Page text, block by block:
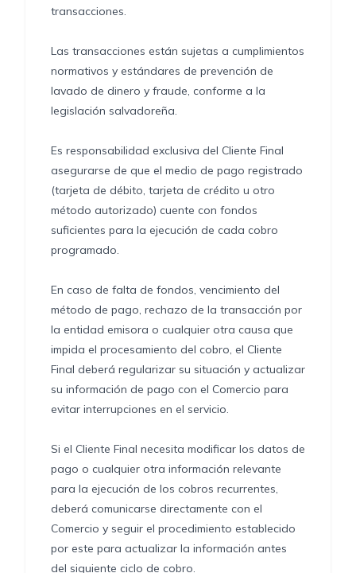
transacciones.
Las transacciones están sujetas a cumplimientos
normativos y estándares de prevención de
lavado de dinero y fraude, conforme a la
legislación salvadoreña.
Es responsabilidad exclusiva del Cliente Final
asegurarse de que el medio de pago registrado
(tarjeta de débito, tarjeta de crédito u otro
método autorizado) cuente con fondos
suficientes para la ejecución de cada cobro
programado.
En caso de falta de fondos, vencimiento del
método de pago, rechazo de la transacción por
la entidad emisora o cualquier otra causa que
impida el procesamiento del cobro, el Cliente
Final deberá regularizar su situación y actualizar
su información de pago con el Comercio para
evitar interrupciones en el servicio.
Si el Cliente Final necesita modificar los datos de
pago o cualquier otra información relevante
para la ejecución de los cobros recurrentes,
deberá comunicarse directamente con el
Comercio y seguir el procedimiento establecido
por este para actualizar la información antes
del siguiente ciclo de cobro.